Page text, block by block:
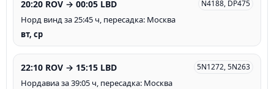
20:20 ROV → 00:05 LBD N4188, DP475
Норд винд за 25:45 ч, пересадка: Москва
вт, ср
22:10 ROV → 15:15 LBD 5N1272, 5N263
Нордавиа за 39:05 ч, пересадка: Москва